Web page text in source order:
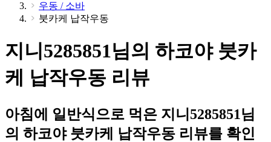
우동 / 소바
붓카케 납작우동
지니5285851님의 하코야 붓카
케 납작우동 리뷰
아침에 일반식으로 먹은 지니5285851님
의 하코야 붓카케 납작우동 리뷰를 확인